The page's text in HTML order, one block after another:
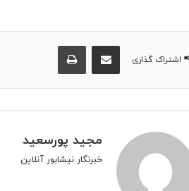
اشتراک گذاری
مجید پورسعید
خبرنگار نیشابور آنلاین